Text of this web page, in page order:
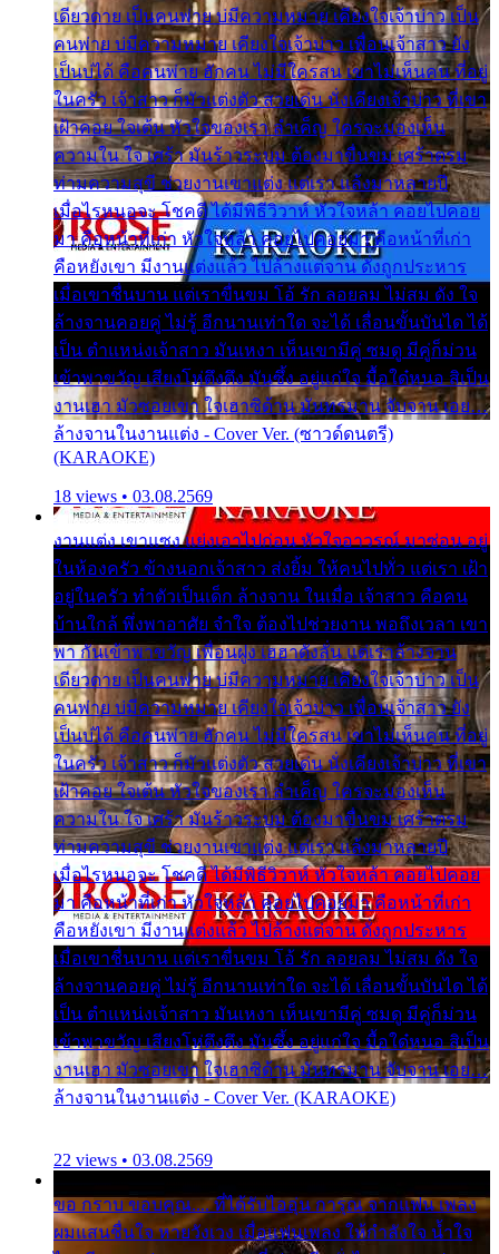
เดียวดาย เป็นคนพ่าย บ่มีความหมาย เคียงใจเจ้าบ่าว เป็น
คนพ่าย บ่มีความหมาย เคียงใจเจ้าบ่าว เพื่อนเจ้าสาว ยัง
เป็นบ่ได้ คือคนพ่าย ฮักคน ไม่มีใครสน เขาไม่เห็นคน ที่อยู่
ในครัว เจ้าสาว ก็มัวแต่งตัว สวยเด่น นั่งเคียงเจ้าบ่าว ที่เขา
เฝ้าคอย ใจเต้น หัวใจของเรา ลำเค็ญ ใครจะมองเห็น
ความใน ใจ เศร้า มันร้าวระบม ต้องมาขื่นขม เศร้าตรม
ท่ามความสุขี ช่วยงานเขาแต่ง แต่เรา แล้งมาหลายปี
เมื่อไรหนอจะ โชคดี ได้มีพิธีวิวาห์ หัวใจหล้า คอยไปคอย
มา คือหน้าที่เก่า หัวใจหล้า คอยไปคอยมา คือหน้าที่เก่า
คือหยังเขา มีงานแต่งแล้ว ไปล้างแต่จาน ดั่งถูกประหาร
เมื่อเขาชื่นบาน แต่เราขื่นขม โอ้ รัก ลอยลม ไม่สม ดัง ใจ
ล้างจานคอยคู่ ไม่รู้ อีกนานเท่าใด จะได้ เลื่อนขั้นบันได ได้
เป็น ตำแหน่งเจ้าสาว มันเหงา เห็นเขามีคู่ ซมดู มีคู่ก็ม่วน
เข้าพาขวัญ เสียงโห่ตึงตึง มันซึ้ง อยู่แก่ใจ มื้อใด๋หนอ สิเป็น
งานเฮา มัวซอยเขา ใจเฮาซิด้าน มันทรมาน จับจาน เอย…
ล้างจานในงานแต่ง - Cover Ver. (ซาวด์ดนตรี)
(KARAOKE)
18 views • 03.08.2569
งานแต่ง เขาแซง แย่งเอาไปก่อน หัวใจอาวรณ์ มาซ่อน อยู่
ในห้องครัว ข้างนอกเจ้าสาว ส่งยิ้ม ให้คนไปทั่ว แต่เรา เฝ้า
อยู่ในครัว ทำตัวเป็นเด็ก ล้างจาน ในเมื่อ เจ้าสาว คือคน
บ้านใกล้ พึ่งพาอาศัย จำใจ ต้องไปช่วยงาน พอถึงเวลา เขา
พา กันเข้าพาขวัญ เพื่อนฝูง เฮฮาดังลั่น แต่เราล้างจาน
เดียวดาย เป็นคนพ่าย บ่มีความหมาย เคียงใจเจ้าบ่าว เป็น
คนพ่าย บ่มีความหมาย เคียงใจเจ้าบ่าว เพื่อนเจ้าสาว ยัง
เป็นบ่ได้ คือคนพ่าย ฮักคน ไม่มีใครสน เขาไม่เห็นคน ที่อยู่
ในครัว เจ้าสาว ก็มัวแต่งตัว สวยเด่น นั่งเคียงเจ้าบ่าว ที่เขา
เฝ้าคอย ใจเต้น หัวใจของเรา ลำเค็ญ ใครจะมองเห็น
ความใน ใจ เศร้า มันร้าวระบม ต้องมาขื่นขม เศร้าตรม
ท่ามความสุขี ช่วยงานเขาแต่ง แต่เรา แล้งมาหลายปี
เมื่อไรหนอจะ โชคดี ได้มีพิธีวิวาห์ หัวใจหล้า คอยไปคอย
มา คือหน้าที่เก่า หัวใจหล้า คอยไปคอยมา คือหน้าที่เก่า
คือหยังเขา มีงานแต่งแล้ว ไปล้างแต่จาน ดั่งถูกประหาร
เมื่อเขาชื่นบาน แต่เราขื่นขม โอ้ รัก ลอยลม ไม่สม ดัง ใจ
ล้างจานคอยคู่ ไม่รู้ อีกนานเท่าใด จะได้ เลื่อนขั้นบันได ได้
เป็น ตำแหน่งเจ้าสาว มันเหงา เห็นเขามีคู่ ซมดู มีคู่ก็ม่วน
เข้าพาขวัญ เสียงโห่ตึงตึง มันซึ้ง อยู่แก่ใจ มื้อใด๋หนอ สิเป็น
งานเฮา มัวซอยเขา ใจเฮาซิด้าน มันทรมาน จับจาน เอย…
ล้างจานในงานแต่ง - Cover Ver. (KARAOKE)
22 views • 03.08.2569
ขอ กราบ ขอบคุณ.... ที่ได้รับไออุ่น การุณ จากแฟน เพลง
ผมแสนชื่นใจ หายวังเวง เมื่อแฟนเพลง ให้กำลังใจ น้ำใจ